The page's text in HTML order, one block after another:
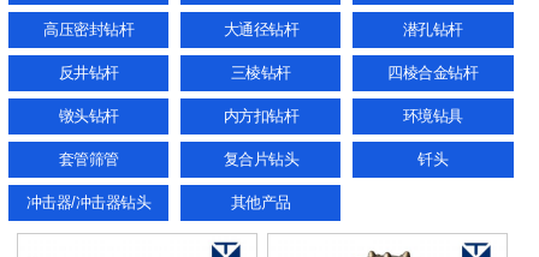
高压密封钻杆 大通径钻杆 潜孔钻杆
反井钻杆 三棱钻杆 四棱合金钻杆
镦头钻杆 内方扣钻杆 环境钻具
套管筛管 复合片钻头 钎头
冲击器/冲击器钻头 其他产品